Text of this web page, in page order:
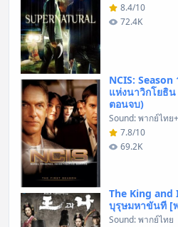
8.4/10
72.4K
NCIS:
แห่งนาวิกโยธิ
ตอนจบ)
Sound: พากย์ไทย
7.8/10
69.2K
The King
บุรุษมหาขันที [
Sound: พากย์ไทย